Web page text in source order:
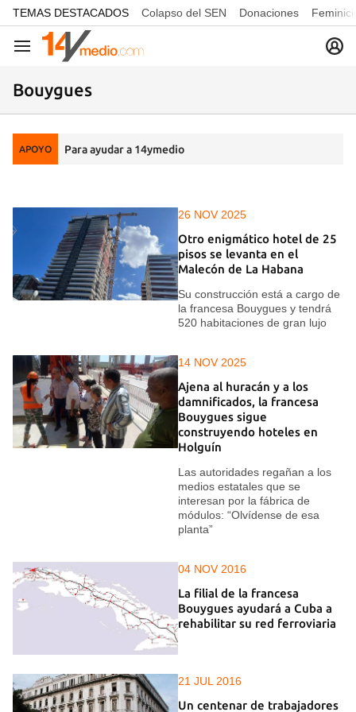
common.go-to-content
TEMAS DESTACADOS Colapso del SEN Donaciones
Navegación
Bouygues
APOYO Para ayudar a 14ymedio
26 NOV 2025
Otro enigmático hotel de 25
pisos se levanta en el
Malecón de La Habana
Su construcción está a cargo de
la francesa Bouygues y tendrá
520 habitaciones de gran lujo
14 NOV 2025
Ajena al huracán y a los
damnificados, la francesa
Bouygues sigue
construyendo hoteles en
Holguín
Las autoridades regañan a los
medios estatales que se
interesan por la fábrica de
módulos: “Olvídense de esa
planta”
04 NOV 2016
La filial de la francesa
Bouygues ayudará a Cuba a
rehabilitar su red ferroviaria
21 JUL 2016
Un centenar de trabajadores